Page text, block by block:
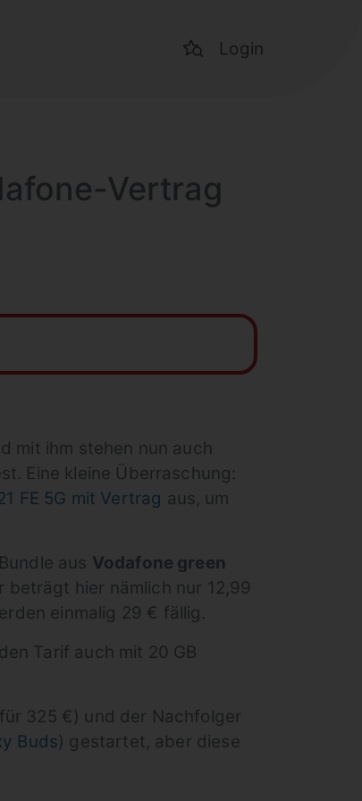
Login
Vertrag
mit ihm stehen nun auch
Eine kleine Überraschung:
FE 5G mit Vertrag aus, um
aus Vodafone green
beträgt hier nämlich nur 12,99
einmalig 29 € fällig.
Tarif auch mit 20 GB
für 325 €) und der Nachfolger
Buds) gestartet, aber diese